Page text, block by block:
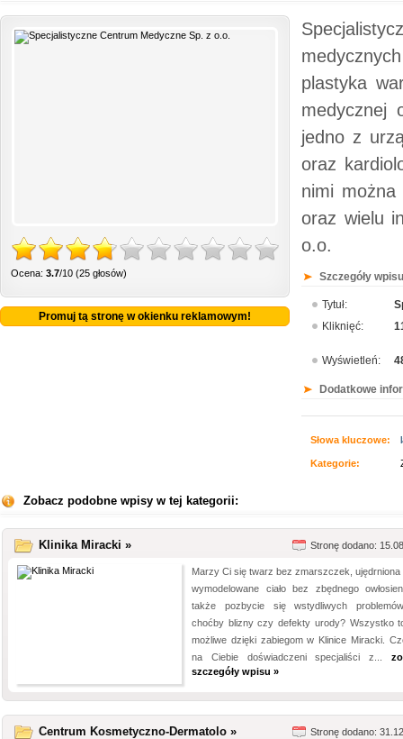
Ocena: 3.7/10 (25 głosów)
Promuj tą stronę w okienku reklamowym!
plastyka
medycznej
jedno z
oraz
nimi można
oraz wielu
o.o.
Szczegóły
Tytuł:
Kliknięć:
Wyświetleń:
Dodatkowe
Słowa kluczowe:
Kategorie:
Zobacz podobne wpisy w tej kategorii:
Klinika Miracki » Stronę dodano:
Marzy Ci się twarz bez zmarszczek, ujędrniona
wymodelowane ciało bez zbędnego
także pozbycie się wstydliwych
choćby blizny czy defekty urody? Wszystko
możliwe dzięki zabiegom w Klinice Miracki.
na Ciebie doświadczeni specjaliści z...
szczegóły wpisu »
Centrum Kosmetyczno-Dermatolo » Stronę dodano: